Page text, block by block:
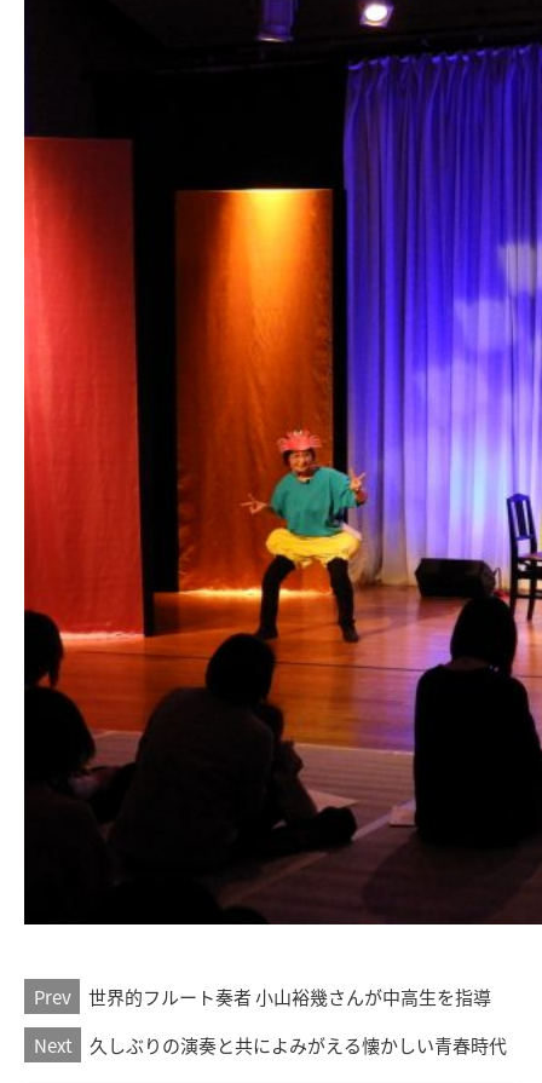
Prev
世界的フルート奏者 小山裕幾さんが中高生を指導
Next
久しぶりの演奏と共によみがえる懐かしい青春時代